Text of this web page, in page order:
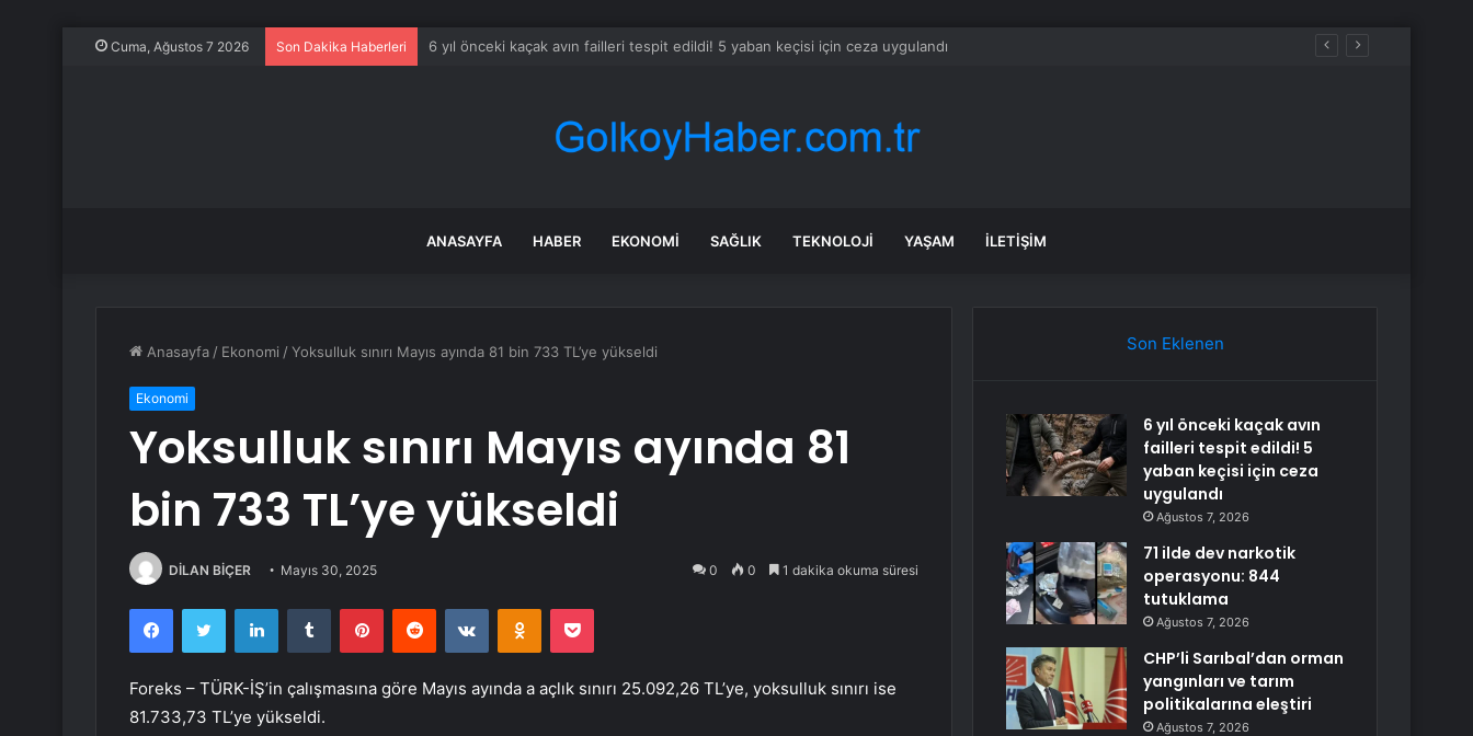
Cuma, Ağustos 7 2026 Son Dakika Haberleri 71 ilde dev narkotik operasyonu: 844 tutuklama
ANASAYFA HABER EKONOMI SAĞLIK TEKNOLOJI YAŞAM İLETIŞIM
Anasayfa / Ekonomi /Yoksulluk sınırı Mayıs ayında 81 bin 733 TL’ye yükseldi
Ekonomi
Yoksulluk sınırı Mayıs ayında 81
bin 733 TL’ye yükseldi
DİLAN BİÇER Mayıs 30, 2025 0 0 1 dakika okuma süresi
FacebookTwitter LinkedInTumblr PinterestReddit VKontakteOdnoklassniki
Pocket
Foreks – TÜRK-İŞ’in çalışmasına göre Mayıs ayında a açlık sınırı 25.092,26 TL’ye, yoksulluk sınırı ise
81.733,73 TL’ye yükseldi.
Son Eklenen
6 yıl önceki kaçak avın
failleri tespit edildi! 5
yaban keçisi için ceza
uygulandı
Ağustos 7, 2026
71 ilde dev narkotik
operasyonu: 844
tutuklama
Ağustos 7, 2026
CHP’li Sarıbal’dan orman
yangınları ve tarım
politikalarına eleştiri
Ağustos 7, 2026